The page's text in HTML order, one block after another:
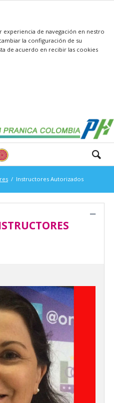
experiencia de navegación en nestro
la configuración de su
de acuerdo en recibir las cookies
Instructores Autorizados